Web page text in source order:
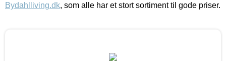
Bydahlliving.dk, som alle har et stort sortiment til gode priser.